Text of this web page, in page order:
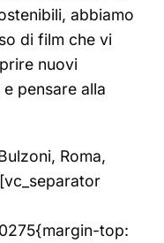
abbiamo
di film che vi
nuovi
pensare alla
Roma,
top: